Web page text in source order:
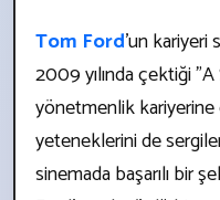
Tom Ford'un kariyeri
2009 yılında çektiği
yönetmenlik kariyerine
yeteneklerini de
sinemada başarılı bir